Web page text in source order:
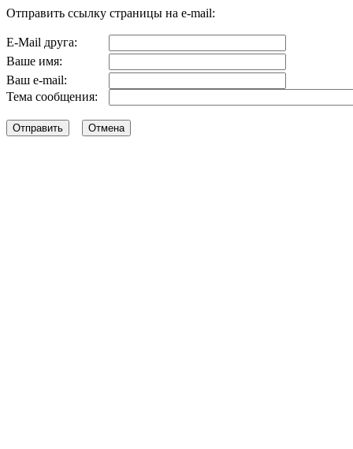
Отправить ссылку страницы на e-mail:
E-Mail друга:
Ваше имя:
Ваш e-mail:
Тема сообщения: